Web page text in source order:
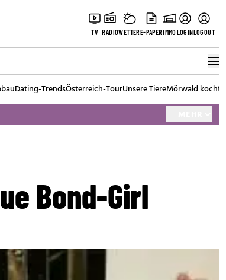
TV RADIOWETTERE-PAPERIMMOLOGINLOGOUT
Dating-TrendsÖsterreich-TourUnsere TiereMörwald kocht
Bond-Girl